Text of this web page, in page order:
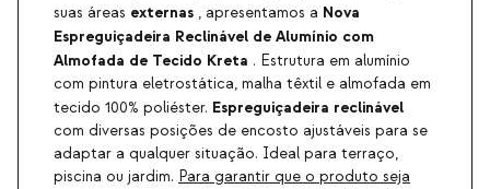
suas áreas externas , apresentamos a Nova
Espreguiçadeira Reclinável de Alumínio com
Almofada de Tecido Kreta . Estrutura em alumínio
com pintura eletrostática, malha têxtil e almofada em
tecido 100% poliéster. Espreguiçadeira reclinável
com diversas posições de encosto ajustáveis para se
adaptar a qualquer situação. Ideal para terraço,
piscina ou jardim. Para garantir que o produto seja